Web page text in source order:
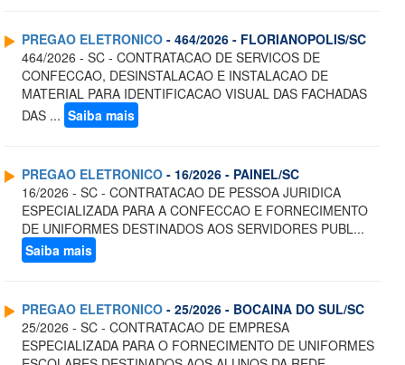
PREGAO ELETRONICO - 464/2026 - FLORIANOPOLIS/SC
464/2026 - SC - CONTRATACAO DE SERVICOS DE
CONFECCAO, DESINSTALACAO E INSTALACAO DE
MATERIAL PARA IDENTIFICACAO VISUAL DAS FACHADAS
DAS ... Saiba mais
PREGAO ELETRONICO - 16/2026 - PAINEL/SC
16/2026 - SC - CONTRATACAO DE PESSOA JURIDICA
ESPECIALIZADA PARA A CONFECCAO E FORNECIMENTO
DE UNIFORMES DESTINADOS AOS SERVIDORES PUBL...
Saiba mais
PREGAO ELETRONICO - 25/2026 - BOCAINA DO SUL/SC
25/2026 - SC - CONTRATACAO DE EMPRESA
ESPECIALIZADA PARA O FORNECIMENTO DE UNIFORMES